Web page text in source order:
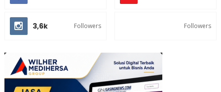
3,6k Followers Followers